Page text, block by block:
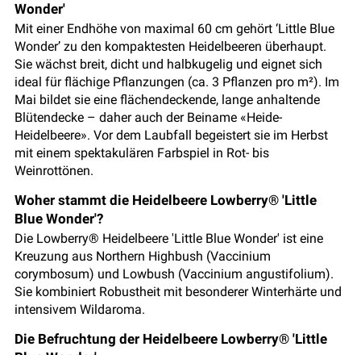
Wonder'
Mit einer Endhöhe von maximal 60 cm gehört ‘Little Blue
Wonder’ zu den kompaktesten Heidelbeeren überhaupt.
Sie wächst breit, dicht und halbkugelig und eignet sich
ideal für flächige Pflanzungen (ca. 3 Pflanzen pro m²). Im
Mai bildet sie eine flächendeckende, lange anhaltende
Blütendecke – daher auch der Beiname «Heide-
Heidelbeere». Vor dem Laubfall begeistert sie im Herbst
mit einem spektakulären Farbspiel in Rot- bis
Weinrottönen.
Woher stammt die Heidelbeere Lowberry® 'Little
Blue Wonder'?
Die Lowberry® Heidelbeere 'Little Blue Wonder' ist eine
Kreuzung aus Northern Highbush (Vaccinium
corymbosum) und Lowbush (Vaccinium angustifolium).
Sie kombiniert Robustheit mit besonderer Winterhärte und
intensivem Wildaroma.
Die Befruchtung der Heidelbeere Lowberry® 'Little